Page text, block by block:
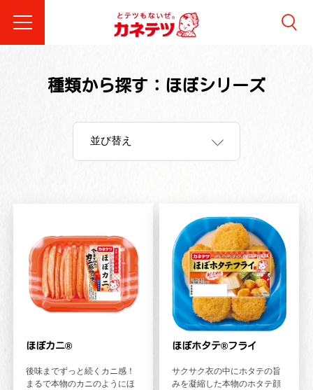
種類から探す：ほぼシリーズ
ほぼカニ®
後味までずっと続くカニ感！
まるで本物のカニのようにほ
ほぼホタテ®フライ
サクサク衣の中にホタテの旨
みを凝縮した本物のホタテ顔